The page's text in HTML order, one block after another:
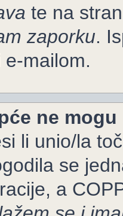
te na
zaporku.
mailom.
ne
li unio/la
se
a